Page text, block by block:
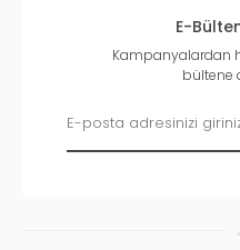
E-
Kampanyalardan
bültene